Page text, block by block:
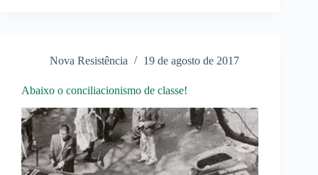
Nova Resistência 19 de agosto de 2017
Abaixo o conciliacionismo de classe!